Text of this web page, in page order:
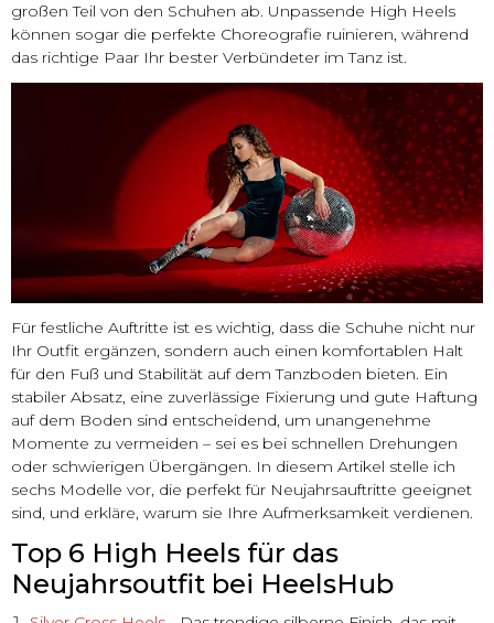
großen Teil von den Schuhen ab. Unpassende High Heels
können sogar die perfekte Choreografie ruinieren, während
das richtige Paar Ihr bester Verbündeter im Tanz ist.
Für festliche Auftritte ist es wichtig, dass die Schuhe nicht nur
Ihr Outfit ergänzen, sondern auch einen komfortablen Halt
für den Fuß und Stabilität auf dem Tanzboden bieten. Ein
stabiler Absatz, eine zuverlässige Fixierung und gute Haftung
auf dem Boden sind entscheidend, um unangenehme
Momente zu vermeiden – sei es bei schnellen Drehungen
oder schwierigen Übergängen. In diesem Artikel stelle ich
sechs Modelle vor, die perfekt für Neujahrsauftritte geeignet
sind, und erkläre, warum sie Ihre Aufmerksamkeit verdienen.
Top 6 High Heels für das
Neujahrsoutfit bei HeelsHub